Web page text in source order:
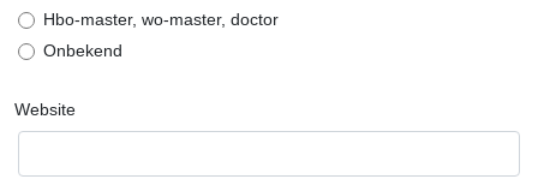
Hbo-master, wo-master, doctor
Onbekend
Website